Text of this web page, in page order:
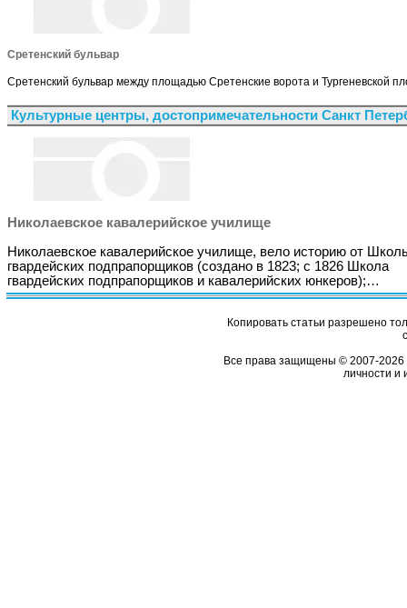
Сретенский бульвар
Сретенский бульвар между площадью Сретенские ворота и Тургеневской
Культурные центры, достопримечательности Санкт
Николаевское кавалерийское училище
Николаевское кавалерийское училище, вело историю от
гвардейских подпрапорщиков (создано в 1823; с 1826 Школа
гвардейских подпрапорщиков и кавалерийских юнкеров);…
Копировать статьи разрешено
Все права защищены © 2007-2026
личности и